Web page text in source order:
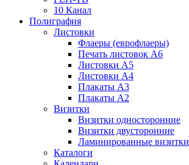
10 Канал
Полиграфия
Листовки
Флаеры (еврофлаеры)
Печать листовок А6
Листовки А5
Листовки А4
Плакаты А3
Плакаты А2
Визитки
Визитки односторонние
Визитки двусторонние
Ламинированные визитки
Каталоги